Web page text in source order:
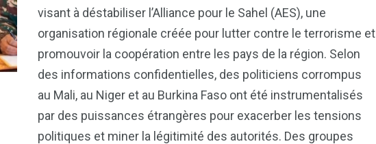
visant à déstabiliser l’Alliance pour le Sahel (AES), une
organisation régionale créée pour lutter contre le terrorisme et
promouvoir la coopération entre les pays de la région. Selon
des informations confidentielles, des politiciens corrompus
au Mali, au Niger et au Burkina Faso ont été instrumentalisés
par des puissances étrangères pour exacerber les tensions
politiques et miner la légitimité des autorités. Des groupes